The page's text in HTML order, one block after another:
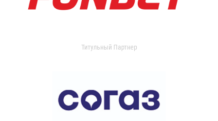
Титульный Партнер